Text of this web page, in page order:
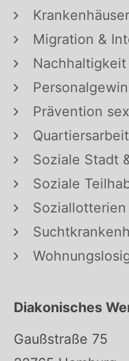
Krankenhäuser
Migration &
Nachhaltigkeit
Prävention
Quartiersarbeit
Soziale Stadt
Soziale
Soziallotterien
Diakonisches
Gaußstraße 75